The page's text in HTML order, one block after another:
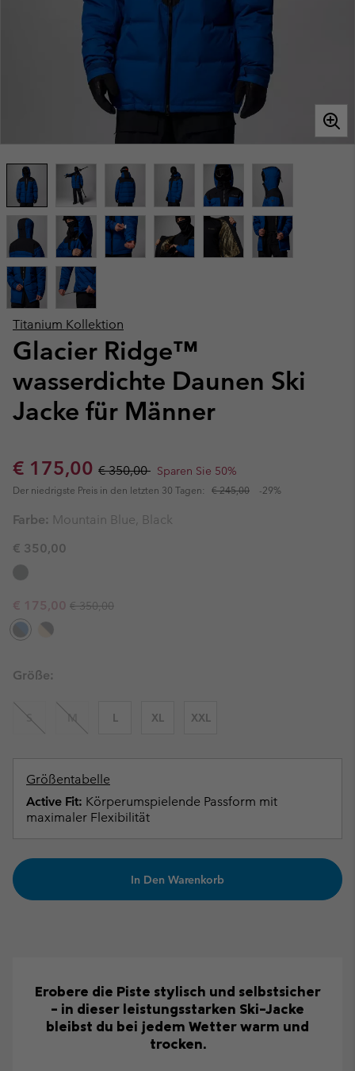
Titanium Kollektion
Glacier Ridge™
wasserdichte Daunen Ski
Jacke für Männer
Sale price:
€ 175,00 Regular price:
€ 350,00 Sparen Sie 50%
Der niedrigste Preis in den letzten 30 Tagen: € 245,00 -29%
Farbe: Mountain Blue, Black
€ 350,00
Sale price:
€ 175,00 Regular price:
€ 350,00
Größe:
S M L XL XXL
Größentabelle
Active Fit: Körperumspielende Passform mit
maximaler Flexibilität
In Den Warenkorb
Erobere die Piste stylisch und selbstsicher
– in dieser leistungsstarken Ski-Jacke
bleibst du bei jedem Wetter warm und
trocken.